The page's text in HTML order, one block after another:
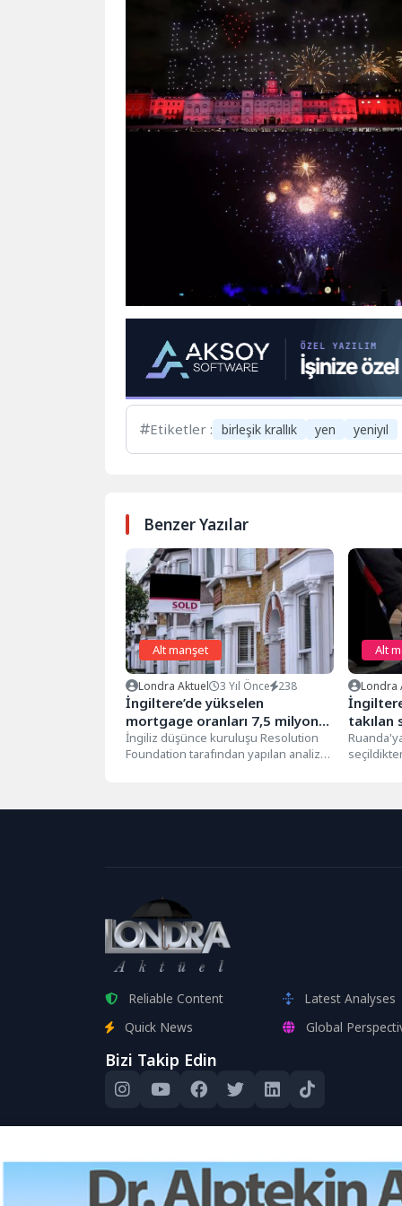
Etiketler : birleşik krallık yen yeniyıl
Benzer Yazılar
Alt manşet
Londra Aktuel 3 Yıl Önce 238
İngiltere’de yükselen
mortgage oranları 7,5 milyon
haneyi etkileyebilir
İngiliz düşünce kuruluşu Resolution
Foundation tarafından yapılan analize
Alt
Londra
takılan
dava
Reliable Content
Latest Analyses
Quick News
Global
Bizi Takip Edin